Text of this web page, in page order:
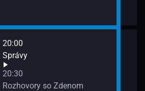
20:00
Správy
20:30
Rozhovory so Zdenom